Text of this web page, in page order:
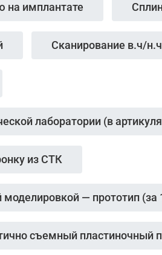
на имплантате
Сканирование в.ч/н.ч
лаборатории (в
из СТК
— прототип (за
съемный пластиночный